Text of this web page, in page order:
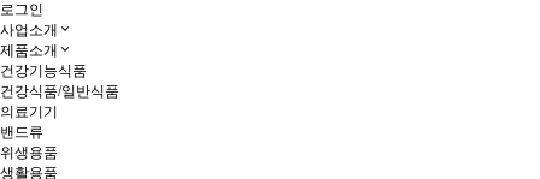
로그인
사업소개
제품소개
건강기능식품
건강식품/일반식품
의료기기
밴드류
위생용품
생활용품